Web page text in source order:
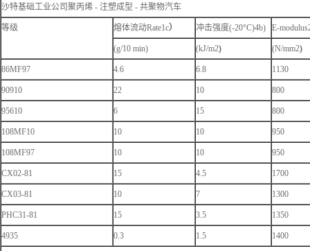
沙特基础工业公司聚丙烯 - 注塑成型 - 共聚物汽车
等级 熔体流动Rate1c） 冲击强度(-20°C)4b) E-
(g/10 min) (kJ/m2) (N/mm2)
86MF97 4.6 6.8 1130
90910 22 10 800
95610 6 15 800
108MF10 10 10 950
108MF97 10 10 950
CX02-81 15 4.5 1700
CX03-81 10 7 1300
PHC31-81 15 3.5 1350
4935 0.3 1.5 1400